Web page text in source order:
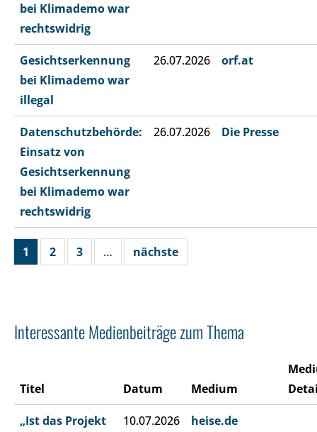
bei Klimademo war
rechtswidrig
Gesichtserkennung
bei Klimademo war
illegal
26.07.2026 orf.at
Datenschutzbehörde:
Einsatz von
Gesichtserkennung
bei Klimademo war
rechtswidrig
26.07.2026 Die Presse
1 2 3 … nächste
Interessante Medienbeiträge zum Thema
Titel Datum Medium
„Ist das Projekt
10.07.2026 heise.de